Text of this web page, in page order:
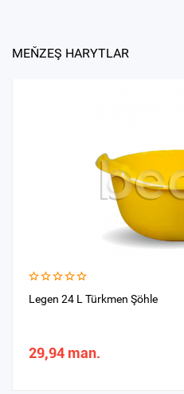
MEŇZEŞ HARYTLAR
Legen 24 L Türkmen Şöhle
29,94 man.